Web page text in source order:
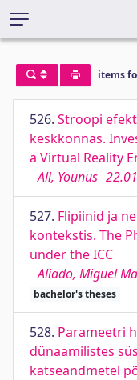
items
526. Stroopi
keskkonnas.
a Virtual Reality
Ali, Younus
527. Flipiinid ja
kontekstis. The
under the ICC
Aliado, Miguel
bachelor's theses
528. Parameetri
dünaamilistes
katseandmetel